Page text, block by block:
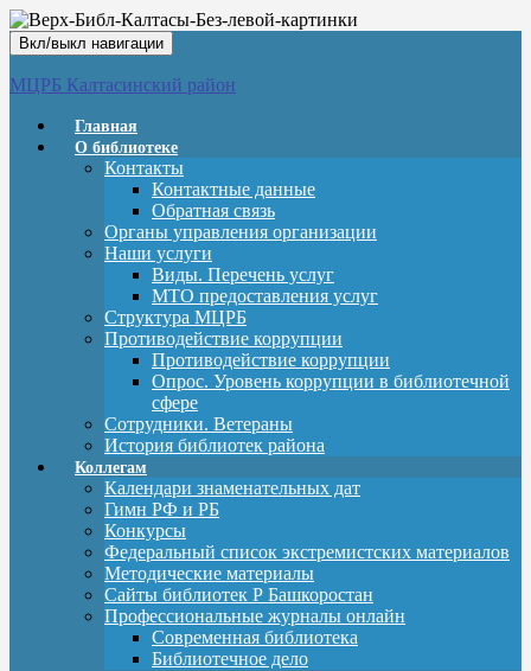
Вкл/выкл навигации
МЦРБ Калтасинский район
Главная
О библиотеке
Контакты
Контактные данные
Обратная связь
Органы управления организации
Наши услуги
Виды. Перечень услуг
МТО предоставления услуг
Структура МЦРБ
Противодействие коррупции
Противодействие коррупции
Опрос. Уровень коррупции в библиотечной
сфере
Сотрудники. Ветераны
История библиотек района
Коллегам
Календари знаменательных дат
Гимн РФ и РБ
Конкурсы
Федеральный список экстремистских материалов
Методические материалы
Сайты библиотек Р Башкоростан
Профессиональные журналы онлайн
Современная библиотека
Библиотечное дело